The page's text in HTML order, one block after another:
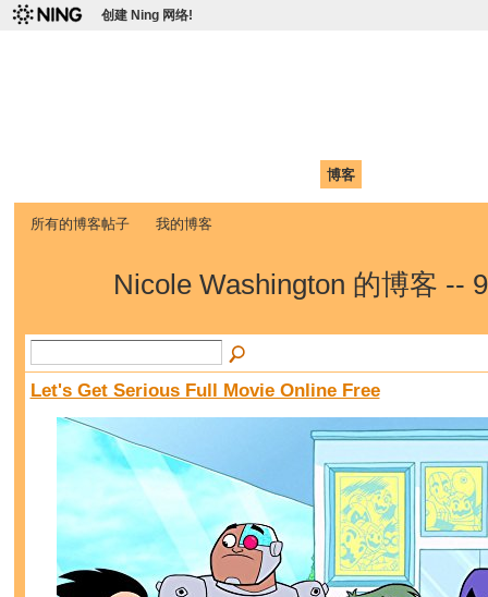
创建 Ning 网络!
博客
所有的博客帖子 我的博客
Nicole Washington 的博客 --
Let's Get Serious Full Movie Online Free